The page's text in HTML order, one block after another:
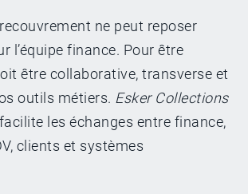
ne peut reposer
l’équipe finance. Pour être
être collaborative, transverse et
outils métiers. Esker Collections
les échanges entre finance,
clients et systèmes